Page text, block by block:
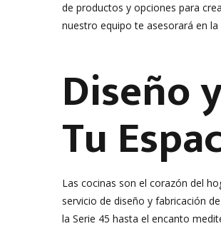
de productos y opciones para
nuestro equipo te asesorará en
Diseño
Tu
Las cocinas son el corazón del
servicio de diseño y fabricación
la Serie 45 hasta el encanto